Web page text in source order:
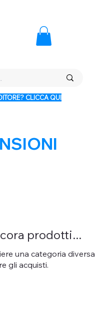
CLICCA QUI
prodotti...
una categoria diversa
gli acquisti.